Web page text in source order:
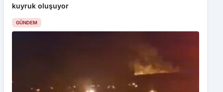
kuyruk oluşuyor
GÜNDEM